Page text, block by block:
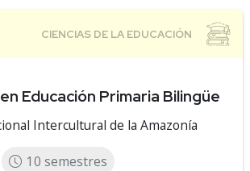
Educación Primaria Bilingüe
Intercultural de la Amazonía
10 semestres